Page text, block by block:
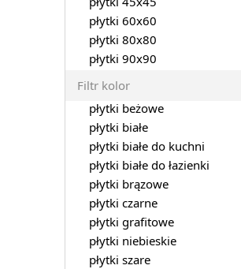
płytki 60x60
płytki 80x80
płytki 90x90
Filtr kolor
płytki beżowe
płytki białe
płytki białe do kuchni
płytki białe do łazienki
płytki brązowe
płytki czarne
płytki grafitowe
płytki niebieskie
płytki szare